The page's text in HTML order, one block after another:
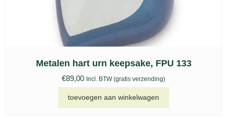
Metalen hart urn keepsake, FPU 133
€89,00 Incl. BTW (gratis verzending)
toevoegen aan winkelwagen